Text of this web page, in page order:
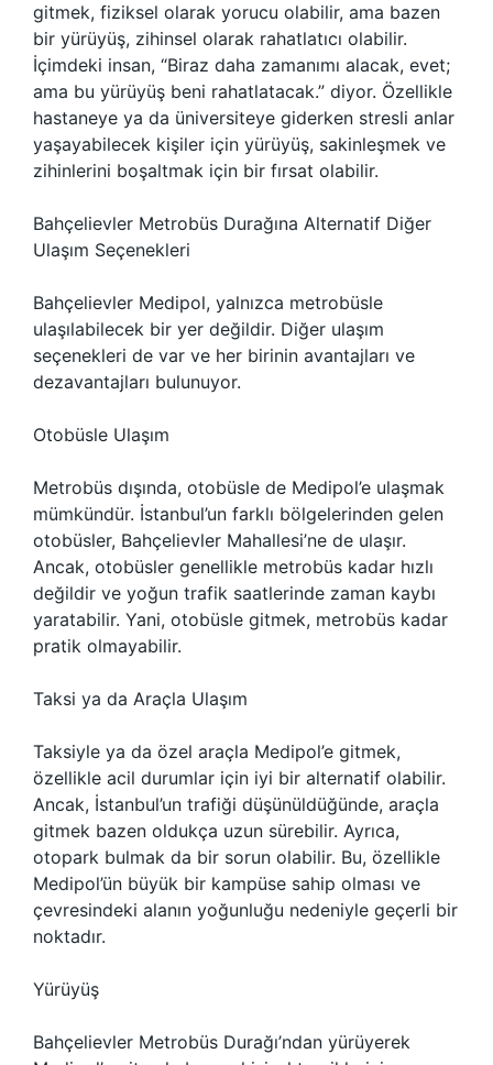
gitmek, fiziksel olarak yorucu olabilir, ama bazen
bir yürüyüş, zihinsel olarak rahatlatıcı olabilir.
İçimdeki insan, “Biraz daha zamanımı alacak, evet;
ama bu yürüyüş beni rahatlatacak.” diyor. Özellikle
hastaneye ya da üniversiteye giderken stresli anlar
yaşayabilecek kişiler için yürüyüş, sakinleşmek ve
zihinlerini boşaltmak için bir fırsat olabilir.
Bahçelievler Metrobüs Durağına Alternatif Diğer
Ulaşım Seçenekleri
Bahçelievler Medipol, yalnızca metrobüsle
ulaşılabilecek bir yer değildir. Diğer ulaşım
seçenekleri de var ve her birinin avantajları ve
dezavantajları bulunuyor.
Otobüsle Ulaşım
Metrobüs dışında, otobüsle de Medipol’e ulaşmak
mümkündür. İstanbul’un farklı bölgelerinden gelen
otobüsler, Bahçelievler Mahallesi’ne de ulaşır.
Ancak, otobüsler genellikle metrobüs kadar hızlı
değildir ve yoğun trafik saatlerinde zaman kaybı
yaratabilir. Yani, otobüsle gitmek, metrobüs kadar
pratik olmayabilir.
Taksi ya da Araçla Ulaşım
Taksiyle ya da özel araçla Medipol’e gitmek,
özellikle acil durumlar için iyi bir alternatif olabilir.
Ancak, İstanbul’un trafiği düşünüldüğünde, araçla
gitmek bazen oldukça uzun sürebilir. Ayrıca,
otopark bulmak da bir sorun olabilir. Bu, özellikle
Medipol’ün büyük bir kampüse sahip olması ve
çevresindeki alanın yoğunluğu nedeniyle geçerli bir
noktadır.
Yürüyüş
Bahçelievler Metrobüs Durağı’ndan yürüyerek